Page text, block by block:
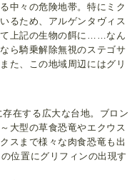
中々の危険地帯。特にミク
るため、アルゲンタヴィス
て上記の生物の餌に……なん
ら騎乗解除無視のステゴサ
た、この地域周辺にはグリ
在する広大な台地。ブロン
大型の草食恐竜やエクウス
スまで様々な肉食恐竜も出
位置にグリフィンの出現す